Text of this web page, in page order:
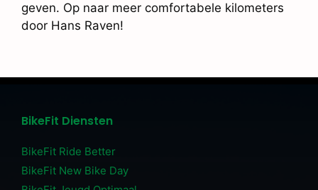
geven. Op naar meer comfortabele kilometers
door Hans Raven!
BikeFit Diensten
BikeFit Ride Better
BikeFit New Bike Day